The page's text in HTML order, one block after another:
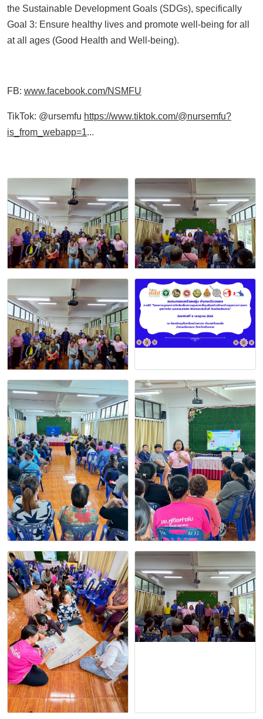
the Sustainable Development Goals (SDGs), specifically
Goal 3: Ensure healthy lives and promote well-being for all
at all ages (Good Health and Well-being).
FB: www.facebook.com/NSMFU
TikTok: @ursemfu https://www.tiktok.com/@nursemfu?
is_from_webapp=1...